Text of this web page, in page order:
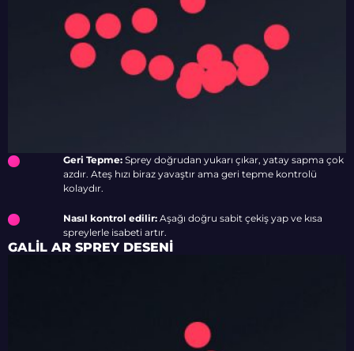
Geri Tepme: Sprey doğrudan yukarı çıkar, yatay sapma çok
azdır. Ateş hızı biraz yavaştır ama geri tepme kontrolü
kolaydır.
Nasıl kontrol edilir: Aşağı doğru sabit çekiş yap ve kısa
spreylerle isabeti artır.
GALIL AR SPREY DESENI